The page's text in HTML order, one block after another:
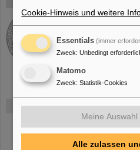
FAIR
Bei GSI entsteht das neue
Cookie-Hinweis und weitere
Essentials (immer
Zweck: Unbedingt
Matomo
Zweck: Statistik-Cookies
Meine
Alle zulassen